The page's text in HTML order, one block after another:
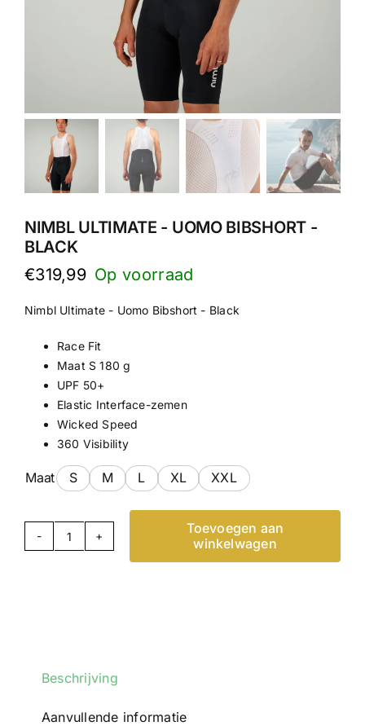
NIMBL ULTIMATE - UOMO BIBSHORT -
BLACK
€319,99
Nimbl Ultimate - Uomo Bibshort - Black
Race Fit
Maat S 180 g
UPF 50+
Elastic Interface-zemen
Wicked Speed
360 Visibility
Maat S M L XL XXL
Nimbl
Black
Toevoegen aan
winkelwagen
Beschrijving
Aanvullende informatie